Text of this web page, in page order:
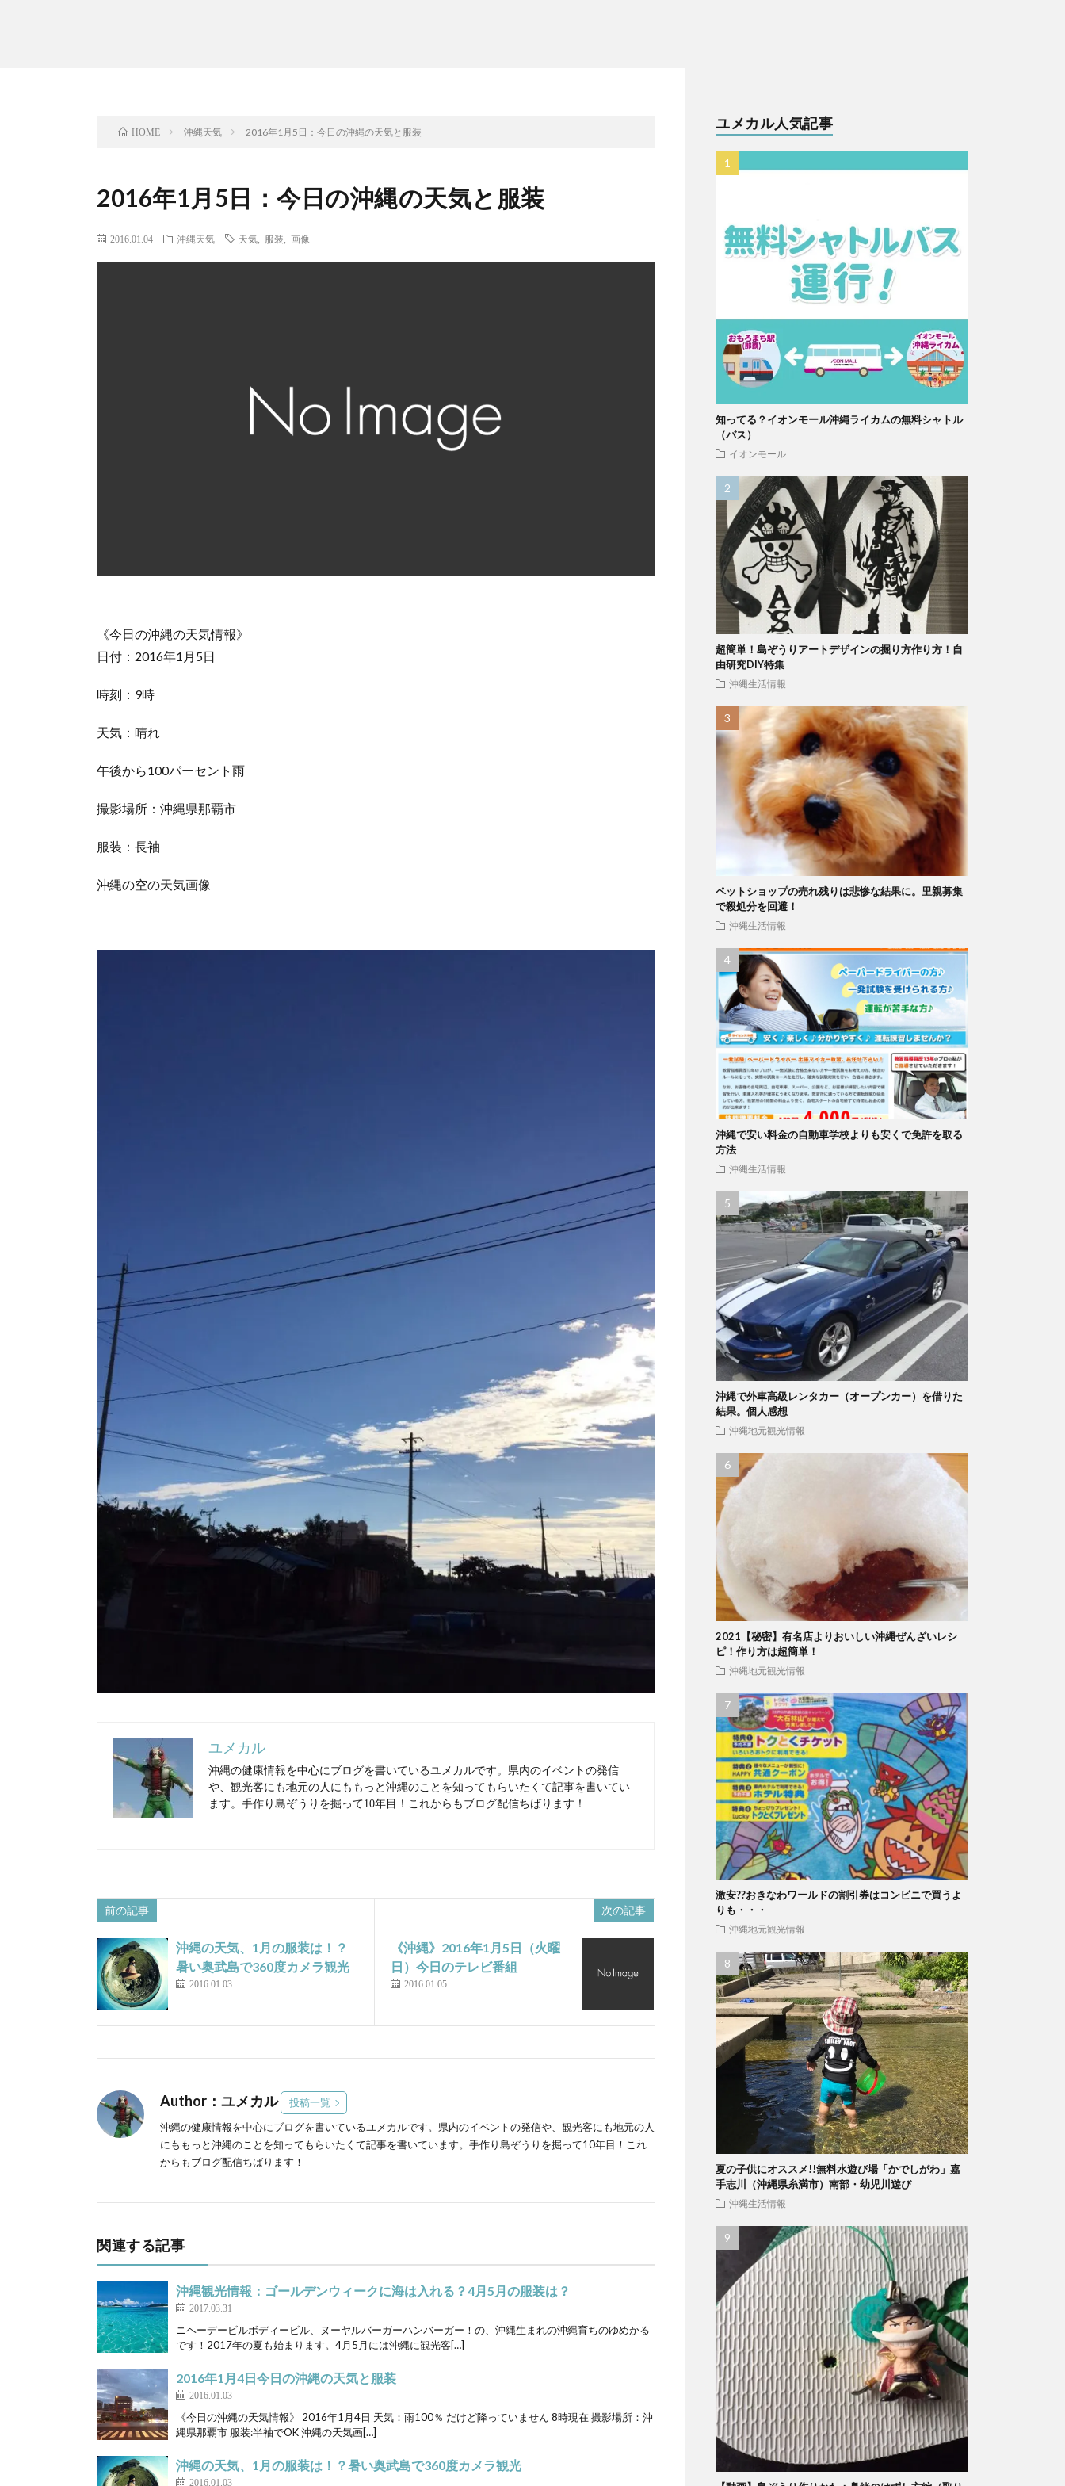
HOME 沖縄天気 2016年1月5日：今日の沖縄の天気と服装
2016年1月5日：今日の沖縄の天気と服装
2016.01.04 沖縄天気 天気 服装 画像
《今日の沖縄の天気情報》
日付：2016年1月5日
時刻：9時
天気：晴れ
午後から100パーセント雨
撮影場所：沖縄県那覇市
服装：長袖
沖縄の空の天気画像
ユメカル
沖縄の健康情報を中心にブログを書いているユメカルです。県内のイベントの発信
や、観光客にも地元の人にももっと沖縄のことを知ってもらいたくて記事を書いてい
ます。手作り島ぞうりを掘って10年目！これからもブログ配信ちばります！
前の記事
沖縄の天気、1月の服装は！？
暑い奥武島で360度カメラ観光
2016.01.03
次の記事
《沖縄》2016年1月5日（火曜
日）今日のテレビ番組
2016.01.05
Author：ユメカル
投稿一覧
沖縄の健康情報を中心にブログを書いているユメカルです。県内のイベントの発信や、観光客にも地元の人
にももっと沖縄のことを知ってもらいたくて記事を書いています。手作り島ぞうりを掘って10年目！これ
からもブログ配信ちばります！
関連する記事
沖縄観光情報：ゴールデンウィークに海は入れる？4月5月の服装は？
2017.03.31
ニヘーデービルボディービル、ヌーヤルバーガーハンバーガー！の、沖縄生まれの沖縄育ちのゆめかる
です！2017年の夏も始まります。4月5月には沖縄に観光客[…]
2016年1月4日今日の沖縄の天気と服装
2016.01.03
《今日の沖縄の天気情報》 2016年1月4日 天気：雨100％ だけど降っていません 8時現在 撮影場所：沖
縄県那覇市 服装:半袖でOK 沖縄の天気画[…]
沖縄の天気、1月の服装は！？暑い奥武島で360度カメラ観光
2016.01.03
ユメカル人気記事
知ってる？イオンモール沖縄ライカムの無料シャトル
（バス）
イオンモール
超簡単！島ぞうりアートデザインの掘り方作り方！自
由研究DIY特集
沖縄生活情報
ペットショップの売れ残りは悲惨な結果に。里親募集
で殺処分を回避！
沖縄生活情報
沖縄で安い料金の自動車学校よりも安くで免許を取る
方法
沖縄生活情報
沖縄で外車高級レンタカー（オープンカー）を借りた
結果。個人感想
沖縄地元観光情報
2021【秘密】有名店よりおいしい沖縄ぜんざいレシ
ピ！作り方は超簡単！
沖縄地元観光情報
激安??おきなわワールドの割引券はコンビニで買うよ
りも・・・
沖縄地元観光情報
夏の子供にオススメ!!無料水遊び場「かでしがわ」嘉
手志川（沖縄県糸満市）南部・幼児川遊び
沖縄生活情報